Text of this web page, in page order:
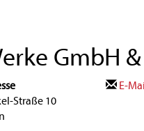
GmbH &
Straße 10
E-